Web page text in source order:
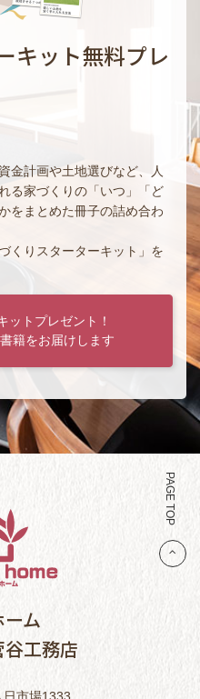
キット無料プレ
金計画や土地選びなど、人
る家づくりの「いつ」「ど
をまとめた冊子の詰め合わ
くりスターターキット」を
ットプレゼント！
籍をお届けします
PAGE TOP
ム
工務店
日市場1333